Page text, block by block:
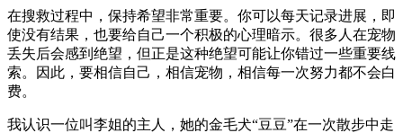
在搜救过程中，保持希望非常重要。你可以每天记录进展，即
使没有结果，也要给自己一个积极的心理暗示。很多人在宠物
丢失后会感到绝望，但正是这种绝望可能让你错过一些重要线
索。因此，要相信自己，相信宠物，相信每一次努力都不会白
费。
我认识一位叫李姐的主人，她的金毛犬“豆豆”在一次散步中走